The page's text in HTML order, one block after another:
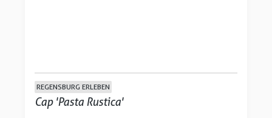
REGENSBURG ERLEBEN
Cap 'Pasta Rustica'